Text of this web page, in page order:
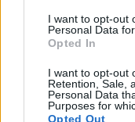
I want to opt-out
Personal Data
Opted In
I want to opt-out
Retention, Sale,
Personal Data
Purposes for
Opted Out